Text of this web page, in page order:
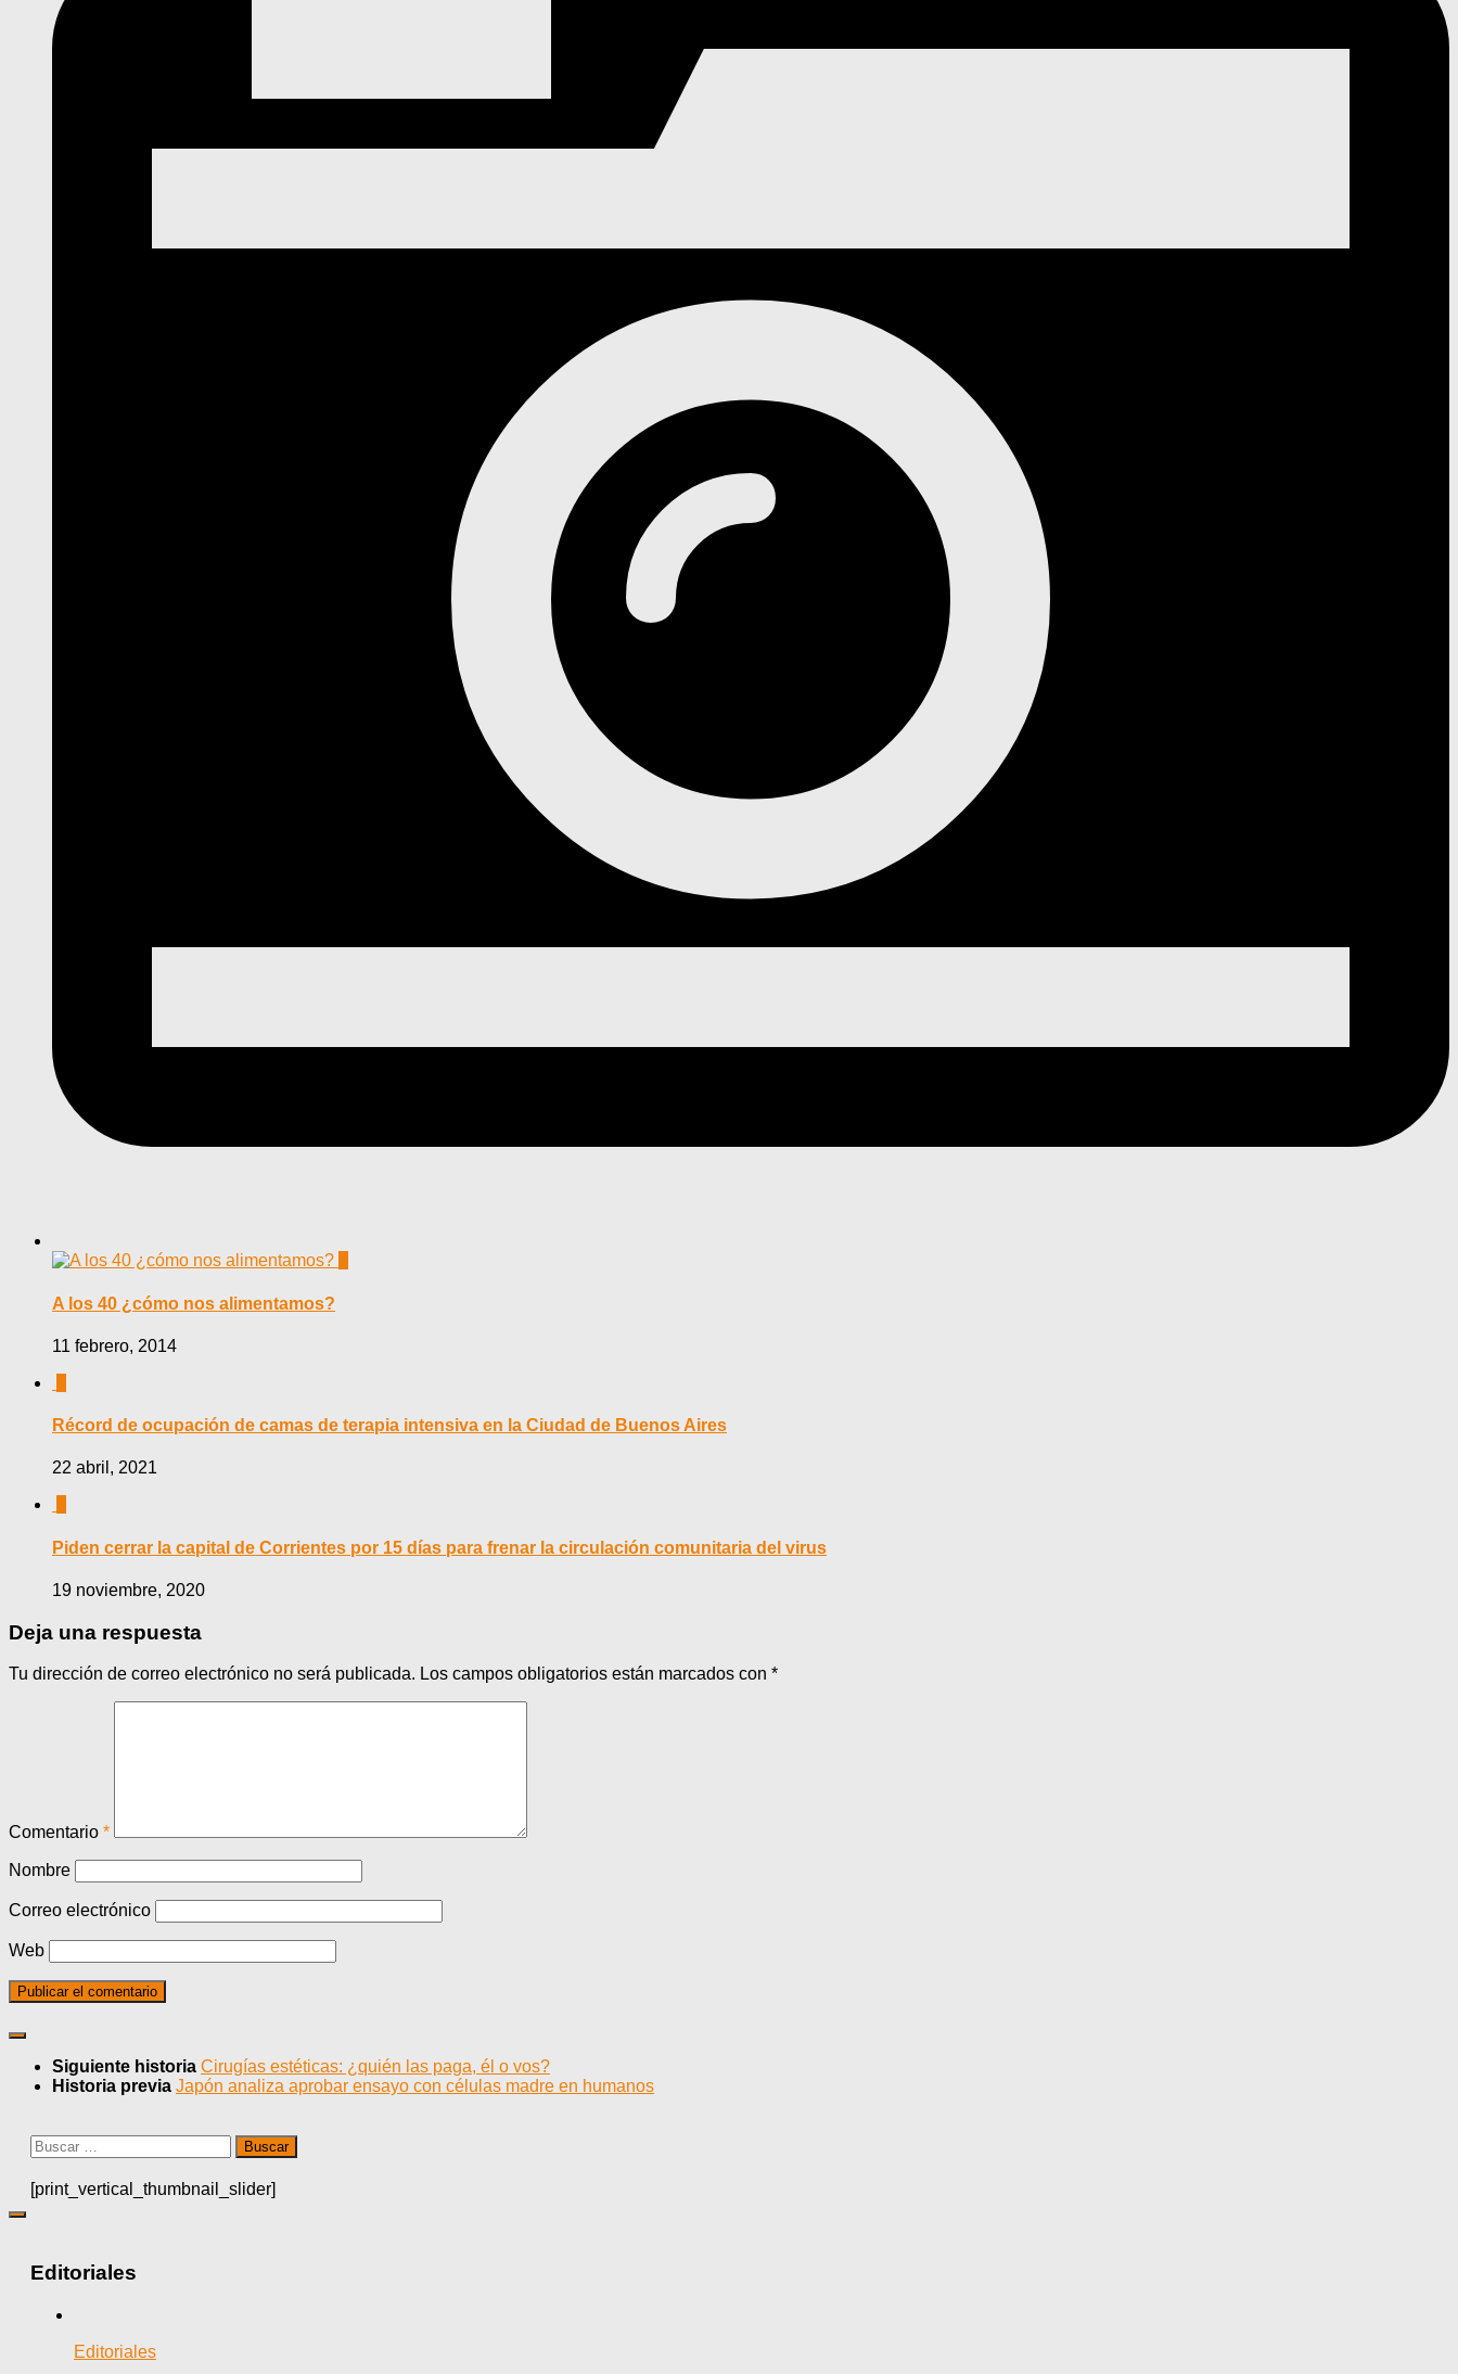
A los 40 ¿cómo nos alimentamos?
11 febrero, 2014
Récord de ocupación de camas de terapia intensiva en la Ciudad de Buenos Aires
22 abril, 2021
Piden cerrar la capital de Corrientes por 15 días para frenar la circulación comunitaria del virus
19 noviembre, 2020
Deja una respuesta
Tu dirección de correo electrónico no será publicada. Los campos obligatorios están marcados con *
Comentario *
Nombre
Correo electrónico
Web
Siguiente historia Cirugías estéticas: ¿quién las paga, él o vos?
Historia previa Japón analiza aprobar ensayo con células madre en humanos
Buscar:
[print_vertical_thumbnail_slider]
Editoriales
Editoriales